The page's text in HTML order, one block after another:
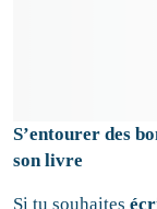
S’entourer des
son livre
Si tu souhaites